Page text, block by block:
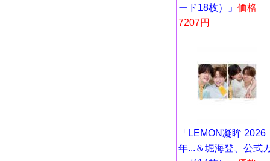
ード18枚）」 価格
7207円
「LEMON凝眸 2026
年...＆堀海登、公式